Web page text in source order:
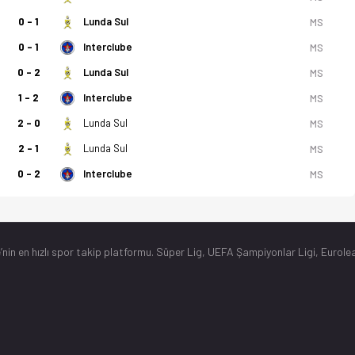
0 - 1
Lunda Sul
MS
0 - 1
Interclube
MS
0 - 2
Lunda Sul
MS
1 - 2
Interclube
MS
2 - 0
Lunda Sul
MS
2 - 1
Lunda Sul
MS
0 - 2
Interclube MS
en hızlı spor takip platformu. Süper Lig, UEFA Şampiyonlar Ligi,